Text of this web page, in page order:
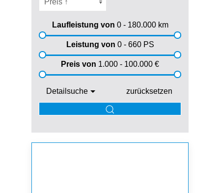
Laufleistung von 0 - 180.000km
Leistung von 0 - 660PS
Preis von 1.000 - 100.000 €
Detailsuche zurücksetzen